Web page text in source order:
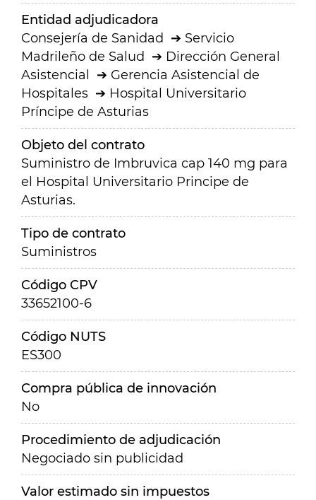
Entidad adjudicadora
Consejería de Sanidad
Servicio
Madrileño de Salud
Dirección General
Asistencial
Gerencia Asistencial de
Hospitales
Hospital Universitario
Príncipe de Asturias
Objeto del contrato
Suministro de Imbruvica cap 140 mg para
el Hospital Universitario Principe de
Asturias.
Tipo de contrato
Suministros
Código CPV
33652100-6
Código NUTS
ES300
Compra pública de innovación
No
Procedimiento de adjudicación
Negociado sin publicidad
Valor estimado sin impuestos